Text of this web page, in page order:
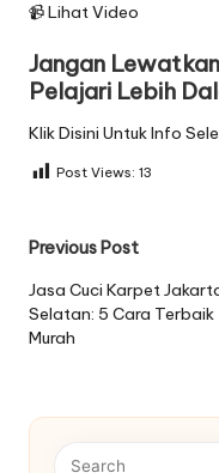
📹 Lihat Video
Jangan
Pelajari Lebih
Klik Disini Untuk Info
Post Views: 13
Post
navigation
Previous Post
Jasa Cuci Karpet
Selatan: 5 Cara Terbaik
Murah